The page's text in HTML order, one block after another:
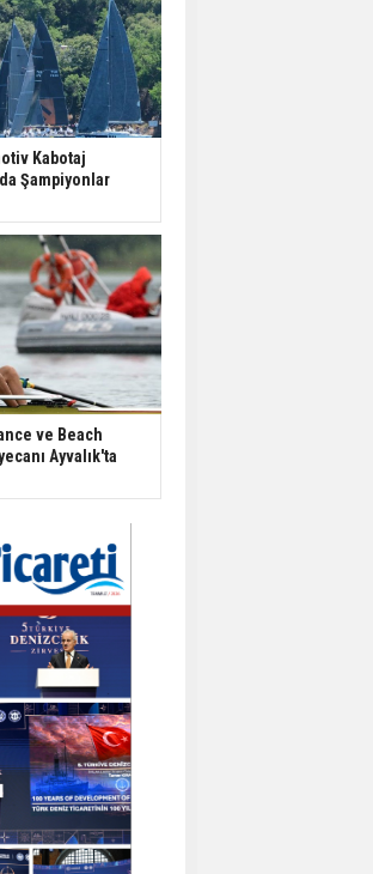
Kabotaj
Şampiyonlar
ve Beach
Ayvalık'ta